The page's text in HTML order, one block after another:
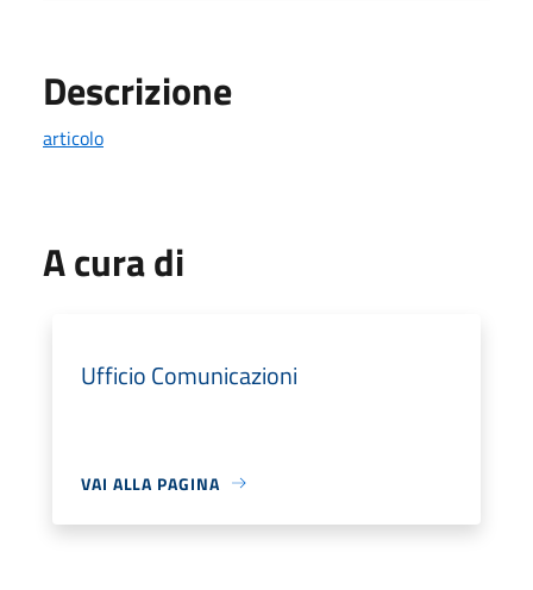
Descrizione
articolo
A cura di
Ufficio Comunicazioni
VAI ALLA PAGINA